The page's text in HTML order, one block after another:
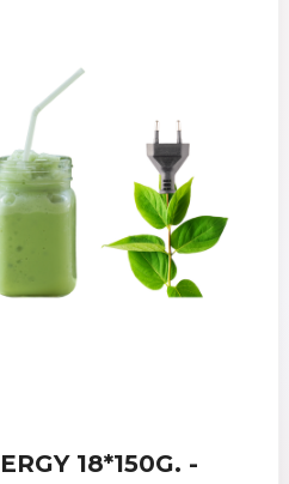
18*150G. -